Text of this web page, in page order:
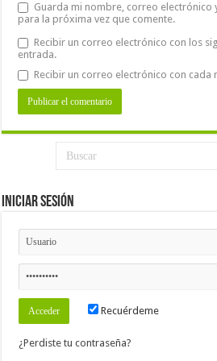
Guarda mi nombre, correo electrónico
para la próxima vez que comente.
Recibir un correo electrónico con los
entrada.
Recibir un correo electrónico con cada
Iniciar Sesión
Recuérdeme
¿Perdiste tu contraseña?